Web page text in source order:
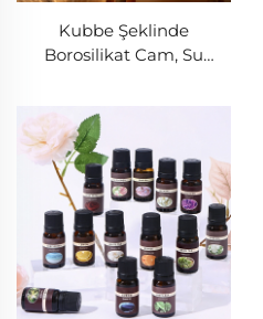
Kubbe Şeklinde
Borosilikat Cam, Su
Ayarlanabilir Sisli İşlevi ile
Katı Ahşap Taban